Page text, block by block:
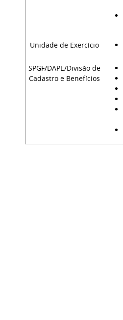
Unidade de Exercício
SPGF/DAPE/Divisão de
Cadastro e Benefícios